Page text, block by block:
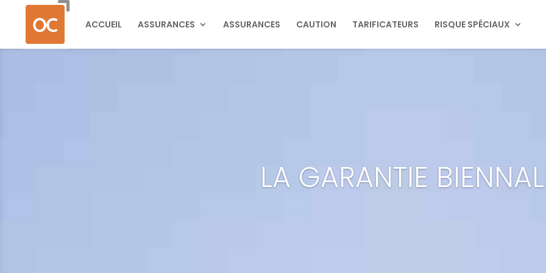
ACCUEIL ASSURANCES ASSURANCES CAUTION TARIFICATEURS RISQUE SPÉCIAUX
LA GARANTIE